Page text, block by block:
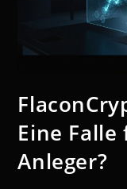
Eine
Anleger?